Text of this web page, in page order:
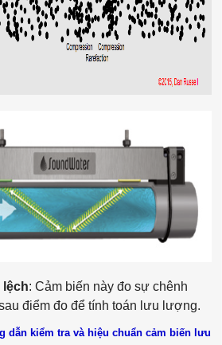
lệch: Cảm biến này đo sự chênh
điểm đo để tính toán lưu lượng.
dẫn kiểm tra và hiệu chuẩn cảm biến lưu